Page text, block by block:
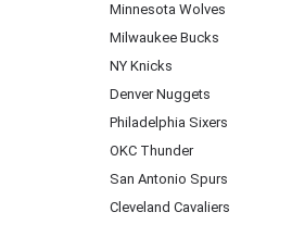
Minnesota Wolves
Milwaukee Bucks
NY Knicks
Denver Nuggets
Philadelphia Sixers
OKC Thunder
San Antonio Spurs
Cleveland Cavaliers